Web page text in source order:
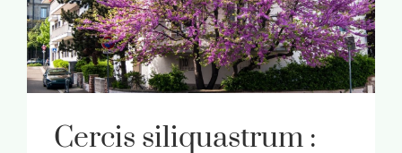
Cercis siliquastrum :